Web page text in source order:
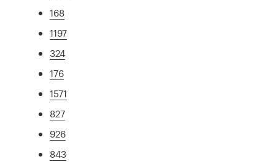
168
1197
324
176
1571
827
926
843